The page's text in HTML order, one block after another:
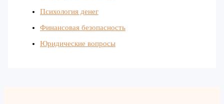
Психология денег
Финансовая безопасность
Юридические вопросы